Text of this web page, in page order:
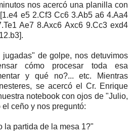
nos acercó una planilla con
e5 2.Cf3 Cc6 3.Ab5 a6 4.Aa4
Ae7 8.Axc6 Axc6 9.Cc3 exd4
de golpe, nos detuvimos
cómo procesar toda esa
y qué no?... etc. Mientras
se acercó el Cr. Enrique
notebook con ojos de "Julio,
ceño y nos preguntó:
la partida de la mesa 1?"